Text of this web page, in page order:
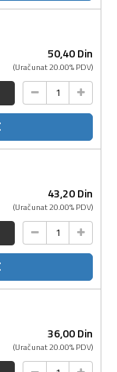
50,40Din
(Uračunat 20.00% PDV)
43,20Din
(Uračunat 20.00% PDV)
36,00Din
(Uračunat 20.00% PDV)